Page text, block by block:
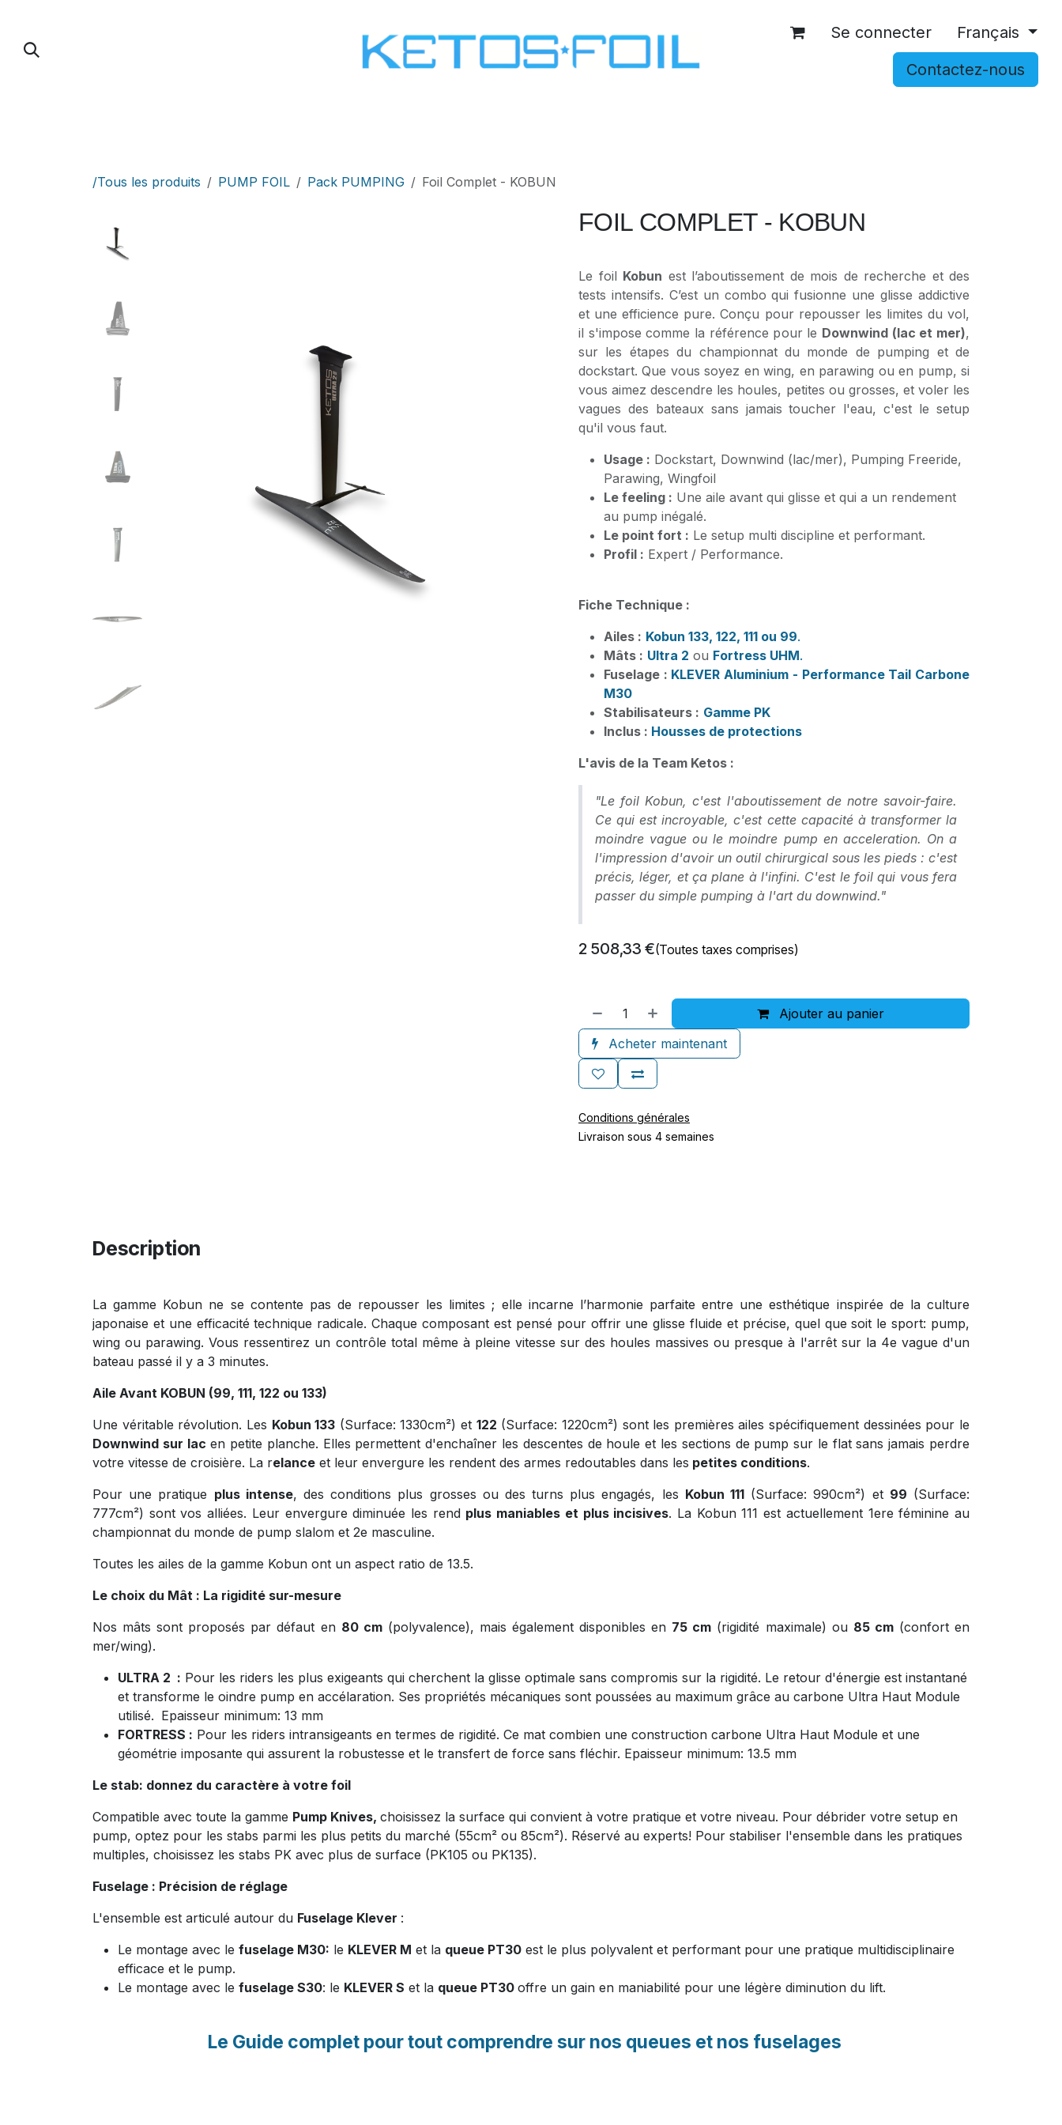
Se connecter
Français
Contactez-nous
/Tous les produits PUMP FOIL Pack PUMPING Foil Complet - KOBUN
FOIL COMPLET - KOBUN
Le foil Kobun est l’aboutissement de mois de recherche et des
tests intensifs. C’est un combo qui fusionne une glisse addictive
et une efficience pure. Conçu pour repousser les limites du vol,
il s'impose comme la référence pour le Downwind (lac et mer),
sur les étapes du championnat du monde de pumping et de
dockstart. Que vous soyez en wing, en parawing ou en pump, si
vous aimez descendre les houles, petites ou grosses, et voler les
vagues des bateaux sans jamais toucher l'eau, c'est le setup
qu'il vous faut.
Usage : Dockstart, Downwind (lac/mer), Pumping Freeride,
Parawing, Wingfoil
Le feeling : Une aile avant qui glisse et qui a un rendement
au pump inégalé.
Le point fort : Le setup multi discipline et performant.
Profil : Expert / Performance.
Fiche Technique :
Ailes : Kobun 133, 122, 111 ou 99.
Mâts : Ultra 2 ou Fortress UHM.
Fuselage : KLEVER Aluminium - Performance Tail Carbone
M30
Stabilisateurs : Gamme PK
Inclus : Housses de protections
L'avis de la Team Ketos :
"Le foil Kobun, c'est l'aboutissement de notre savoir-faire.
Ce qui est incroyable, c'est cette capacité à transformer la
moindre vague ou le moindre pump en acceleration. On a
l'impression d'avoir un outil chirurgical sous les pieds : c'est
précis, léger, et ça plane à l'infini. C'est le foil qui vous fera
passer du simple pumping à l'art du downwind."
2 508,33 €(Toutes taxes comprises)
Ajouter au panier
Acheter maintenant
Conditions générales
Livraison sous 4 semaines
Description
La gamme Kobun ne se contente pas de repousser les limites ; elle incarne l’harmonie parfaite entre une esthétique inspirée de la culture
japonaise et une efficacité technique radicale. Chaque composant est pensé pour offrir une glisse fluide et précise, quel que soit le sport: pump,
wing ou parawing. Vous ressentirez un contrôle total même à pleine vitesse sur des houles massives ou presque à l'arrêt sur la 4e vague d'un
bateau passé il y a 3 minutes.
Aile Avant KOBUN (99, 111, 122 ou 133)
Une véritable révolution. Les Kobun 133 (Surface: 1330cm²) et 122 (Surface: 1220cm²) sont les premières ailes spécifiquement dessinées pour le
Downwind sur lac en petite planche. Elles permettent d'enchaîner les descentes de houle et les sections de pump sur le flat sans jamais perdre
votre vitesse de croisière. La relance et leur envergure les rendent des armes redoutables dans les petites conditions.
Pour une pratique plus intense, des conditions plus grosses ou des turns plus engagés, les Kobun 111 (Surface: 990cm²) et 99 (Surface:
777cm²) sont vos alliées. Leur envergure diminuée les rend plus maniables et plus incisives. La Kobun 111 est actuellement 1ere féminine au
championnat du monde de pump slalom et 2e masculine.
Toutes les ailes de la gamme Kobun ont un aspect ratio de 13.5.
Le choix du Mât : La rigidité sur-mesure
Nos mâts sont proposés par défaut en 80 cm(polyvalence), mais également disponibles en 75 cm (rigidité maximale) ou 85 cm(confort en
mer/wing).
ULTRA 2 : Pour les riders les plus exigeants qui cherchent la glisse optimale sans compromis sur la rigidité. Le retour d'énergie est instantané
et transforme le oindre pump en accélaration. Ses propriétés mécaniques sont poussées au maximum grâce au carbone Ultra Haut Module
utilisé. Epaisseur minimum: 13 mm
FORTRESS : Pour les riders intransigeants en termes de rigidité. Ce mat combien une construction carbone Ultra Haut Module et une
géométrie imposante qui assurent la robustesse et le transfert de force sans fléchir. Epaisseur minimum: 13.5 mm
Le stab: donnez du caractère à votre foil
Compatible avec toute la gamme Pump Knives, choisissez la surface qui convient à votre pratique et votre niveau. Pour débrider votre setup en
pump, optez pour les stabs parmi les plus petits du marché (55cm² ou 85cm²). Réservé au experts! Pour stabiliser l'ensemble dans les pratiques
multiples, choisissez les stabs PK avec plus de surface (PK105 ou PK135).
Fuselage : Précision de réglage
L'ensemble est articulé autour du Fuselage Klever :
Le montage avec le fuselage M30: le KLEVER M et la queue PT30 est le plus polyvalent et performant pour une pratique multidisciplinaire
efficace et le pump.
Le montage avec le fuselage S30: le KLEVER S et la queue PT30 offre un gain en maniabilité pour une légère diminution du lift.
Le Guide complet pour tout comprendre sur nos queues et nos fuselages